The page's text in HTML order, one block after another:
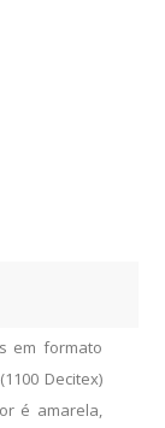
em formato
Decitex)
é amarela,